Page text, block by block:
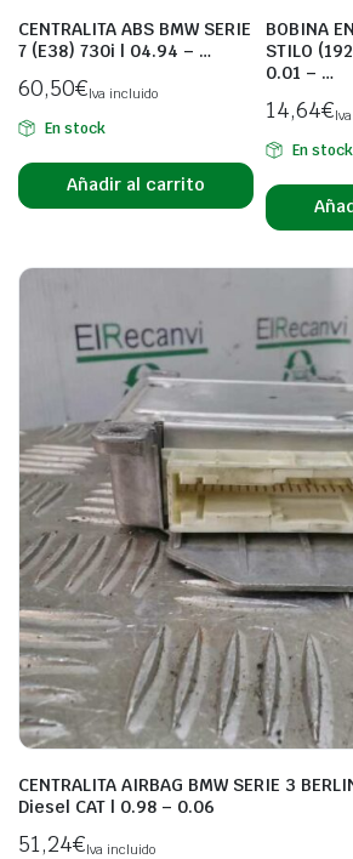
CENTRALITA ABS BMW SERIE
7 (E38) 730i | 04.94 – …
60,50€Iva incluido
En stock
Añadir al carrito
BOBINA
STILO
0.01 – …
14,64€
En stock
CENTRALITA AIRBAG BMW SERIE 3
Diesel CAT | 0.98 – 0.06
51,24€Iva incluido